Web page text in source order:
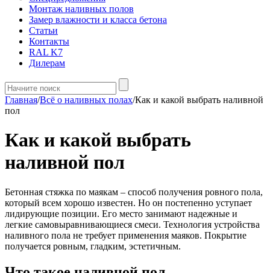
Монтаж наливных полов
Замер влажности и класса бетона
Статьи
Контакты
RAL K7
Дилерам
Главная/Всё о наливных полах/Как и какой выбрать наливной
пол
Как и какой выбрать
наливной пол
Бетонная стяжка по маякам – способ получения ровного пола,
который всем хорошо известен. Но он постепенно уступает
лидирующие позиции. Его место занимают надежные и
легкие самовыравнивающиеся смеси. Технология устройства
наливного пола не требует применения маяков. Покрытие
получается ровным, гладким, эстетичным.